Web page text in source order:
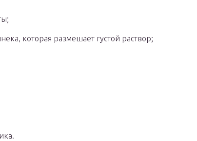
которая размешает густой раствор;